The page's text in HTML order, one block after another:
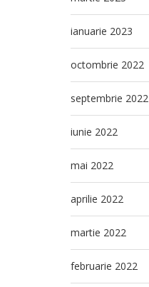
ianuarie 2023
octombrie 2022
septembrie 2022
iunie 2022
mai 2022
aprilie 2022
martie 2022
februarie 2022